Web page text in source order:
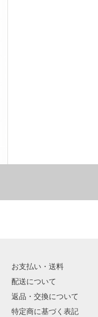
お支払い・送料
配送について
返品・交換について
特定商に基づく表記